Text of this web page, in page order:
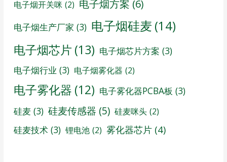
电子烟开关咪 (2) 电子烟方案 (6)
电子烟生产厂家 (3) 电子烟硅麦 (14)
电子烟芯片 (13) 电子烟芯片方案 (3)
电子烟行业 (3) 电子烟雾化器 (2)
电子雾化器 (12) 电子雾化器PCBA板 (3)
硅麦 (3) 硅麦传感器 (5) 硅麦咪头 (2)
硅麦技术 (3) 锂电池 (2) 雾化器芯片 (4)